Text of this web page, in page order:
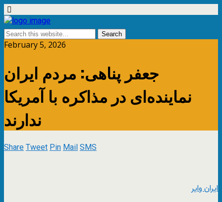
February 5, 2026
جعفر پناهی: مردم ایران
نماینده‌ای در مذاکره با آمریکا
ندارند
ShareTweetPinMailSMS
ایران وایر